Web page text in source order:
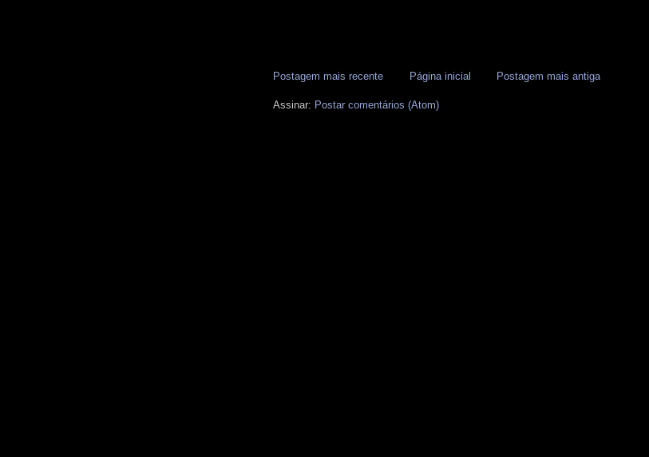
Postagem mais recente Postagem mais antiga
Página inicial
Assinar: Postar comentários (Atom)